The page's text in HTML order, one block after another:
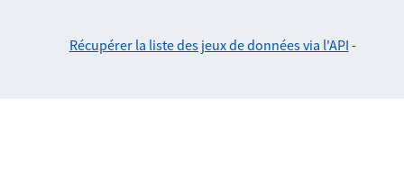
Récupérer la liste des jeux de données via l'API -